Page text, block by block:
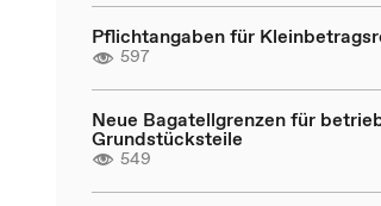
Pflichtangaben für
597
Neue Bagatellgrenzen für
Grundstücksteile
549